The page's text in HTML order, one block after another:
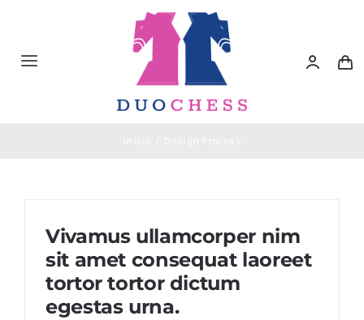
contenido
Toggle
Material de Ajedrez
Juegos Educativos e Ingenio
Vivamus ullamcorper nim
sit amet consequat laoreet
tortor tortor dictum
egestas urna.